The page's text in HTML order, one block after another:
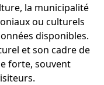
la municipalité
ou culturels
disponibles.
et son cadre de
forte, souvent